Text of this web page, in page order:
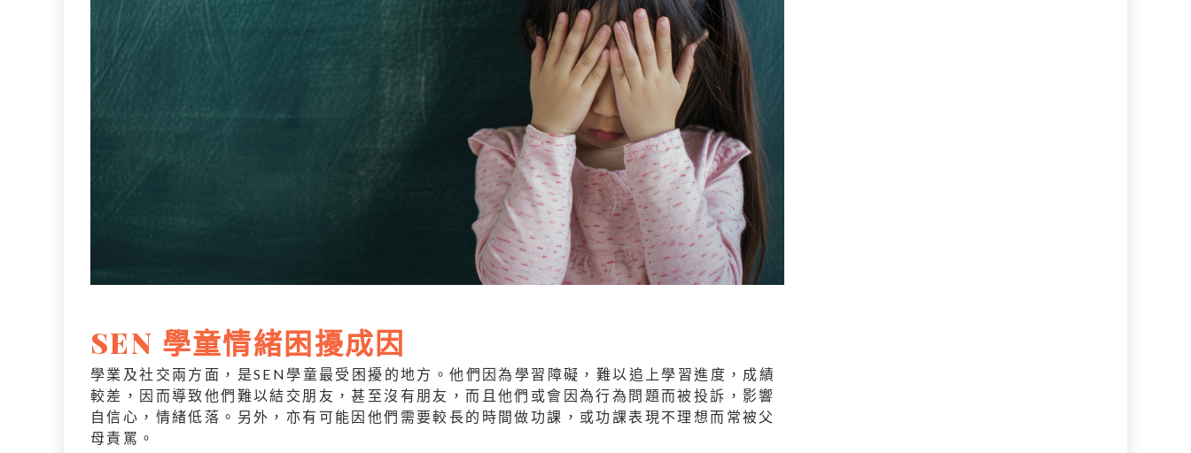
SEN 學童情緒困擾成因
學業及社交兩方面，是SEN學童最受困擾的地方。他們因為學習障礙，難以追上學習進度，成績
較差，因而導致他們難以結交朋友，甚至沒有朋友，而且他們或會因為行為問題而被投訴，影響
自信心，情緒低落。另外，亦有可能因他們需要較長的時間做功課，或功課表現不理想而常被父
母責罵。